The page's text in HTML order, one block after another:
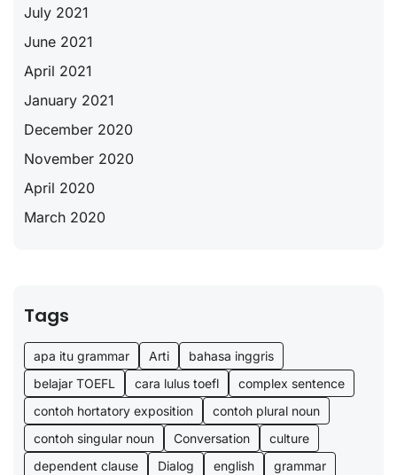
July 2021
June 2021
April 2021
January 2021
December 2020
November 2020
April 2020
March 2020
Tags
apa itu grammar Arti
bahasa inggris
belajar TOEFL
cara lulus toefl
complex sentence
contoh hortatory exposition
contoh plural noun
contoh singular noun
Conversation
culture
dependent clause
Dialog english
grammar